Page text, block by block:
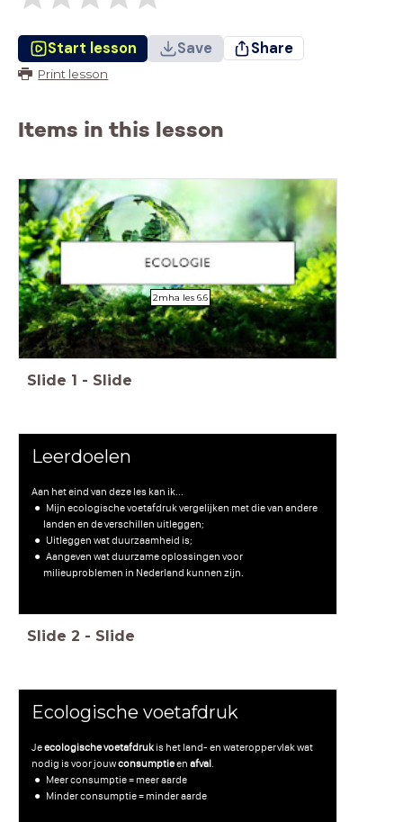
Start lesson Save Share
Print lesson
Items in this lesson
2mha les 6.6
Slide 1 - Slide
Leerdoelen
Aan het eind van deze les kan ik...
Mijn ecologische voetafdruk vergelijken met die van andere
landen en de verschillen uitleggen;
Uitleggen wat duurzaamheid is;
Aangeven wat duurzame oplossingen voor
milieuproblemen in Nederland kunnen zijn.
Slide 2 - Slide
Ecologische voetafdruk
Jeecologische voetafdrukis het land- en wateroppervlak wat
nodig is voor jouwconsumptieen afval.
Meer consumptie = meer aarde
Minder consumptie = minder aarde